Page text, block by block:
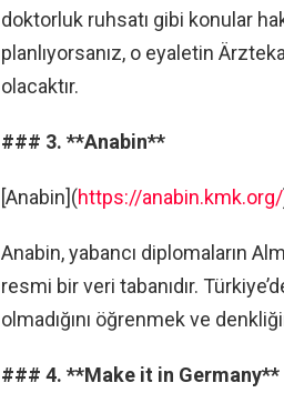
doktorluk ruhsatı gibi konular
planlıyorsanız, o eyaletin
olacaktır.
### 3. **Anabin**
[Anabin](https://anabin.kmk.org/
Anabin, yabancı diplomaların
resmi bir veri tabanıdır.
olmadığını öğrenmek ve
### 4. **Make it in Germany**